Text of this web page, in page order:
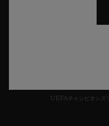
UEFAチャンピオンズ